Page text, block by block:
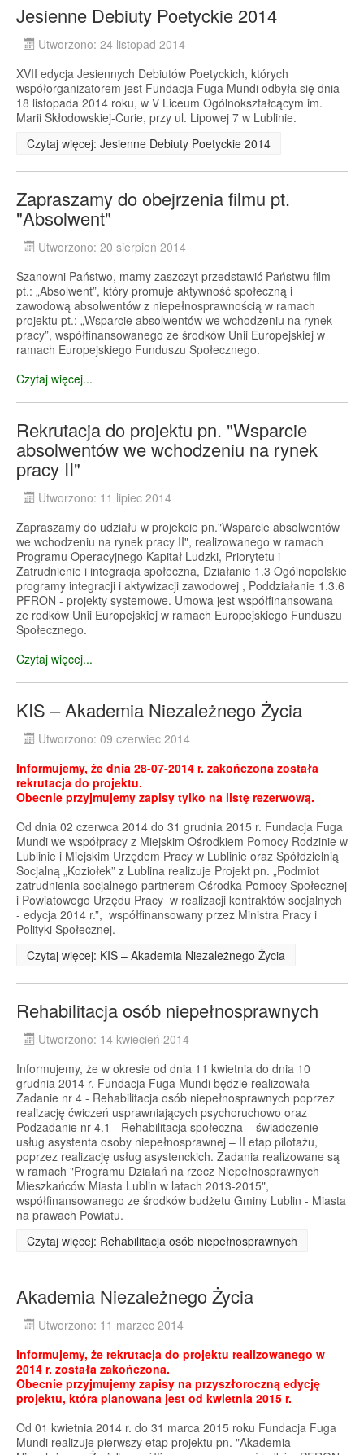
Jesienne Debiuty Poetyckie 2014
Utworzono: 24 listopad 2014
XVII edycja Jesiennych Debiutów Poetyckich, których
współorganizatorem jest Fundacja Fuga Mundi odbyła się dnia
18 listopada 2014 roku, w V Liceum Ogólnokształcącym im.
Marii Skłodowskiej-Curie, przy ul. Lipowej 7 w Lublinie.
Czytaj więcej: Jesienne Debiuty Poetyckie 2014
Zapraszamy do obejrzenia filmu pt.
"Absolwent"
Utworzono: 20 sierpień 2014
Szanowni Państwo, mamy zaszczyt przedstawić Państwu film
pt.: „Absolwent”, który promuje aktywność społeczną i
zawodową absolwentów z niepełnosprawnością w ramach
projektu pt.: „Wsparcie absolwentów we wchodzeniu na rynek
pracy”, współfinansowanego ze środków Unii Europejskiej w
ramach Europejskiego Funduszu Społecznego.
Czytaj więcej...
Rekrutacja do projektu pn. "Wsparcie
absolwentów we wchodzeniu na rynek
pracy II"
Utworzono: 11 lipiec 2014
Zapraszamy do udziału w projekcie pn."Wsparcie absolwentów
we wchodzeniu na rynek pracy II", realizowanego w ramach
Programu Operacyjnego Kapitał Ludzki, Priorytetu i
Zatrudnienie i integracja społeczna, Działanie 1.3 Ogólnopolskie
programy integracji i aktywizacji zawodowej , Poddziałanie 1.3.6
PFRON - projekty systemowe. Umowa jest współfinansowana
ze rodków Unii Europejskiej w ramach Europejskiego Funduszu
Społecznego.
Czytaj więcej...
KIS – Akademia Niezależnego Życia
Utworzono: 09 czerwiec 2014
Informujemy, że dnia 28-07-2014 r. zakończona została
rekrutacja do projektu.
Obecnie przyjmujemy zapisy tylko na listę rezerwową.
Od dnia 02 czerwca 2014 do 31 grudnia 2015 r. Fundacja Fuga
Mundi we współpracy z Miejskim Ośrodkiem Pomocy Rodzinie w
Lublinie i Miejskim Urzędem Pracy w Lublinie oraz Spółdzielnią
Socjalną „Koziołek” z Lublina realizuje Projekt pn. „Podmiot
zatrudnienia socjalnego partnerem Ośrodka Pomocy Społecznej
i Powiatowego Urzędu Pracy w realizacji kontraktów socjalnych
- edycja 2014 r.”, współfinansowany przez Ministra Pracy i
Polityki Społecznej.
Czytaj więcej: KIS – Akademia Niezależnego Życia
Rehabilitacja osób niepełnosprawnych
Utworzono: 14 kwiecień 2014
Informujemy, że w okresie od dnia 11 kwietnia do dnia 10
grudnia 2014 r. Fundacja Fuga Mundi będzie realizowała
Zadanie nr 4 - Rehabilitacja osób niepełnosprawnych poprzez
realizację ćwiczeń usprawniających psychoruchowo oraz
Podzadanie nr 4.1 - Rehabilitacja społeczna – świadczenie
usług asystenta osoby niepełnosprawnej – II etap pilotażu,
poprzez realizację usług asystenckich. Zadania realizowane są
w ramach "Programu Działań na rzecz Niepełnosprawnych
Mieszkańców Miasta Lublin w latach 2013-2015",
współfinansowanego ze środków budżetu Gminy Lublin - Miasta
na prawach Powiatu.
Czytaj więcej: Rehabilitacja osób niepełnosprawnych
Akademia Niezależnego Życia
Utworzono: 11 marzec 2014
Informujemy, że rekrutacja do projektu realizowanego w
2014 r. została zakończona.
Obecnie przyjmujemy zapisy na przyszłoroczną edycję
projektu, która planowana jest od kwietnia 2015 r.
Od 01 kwietnia 2014 r. do 31 marca 2015 roku Fundacja Fuga
Mundi realizuje pierwszy etap projektu pn. "Akademia